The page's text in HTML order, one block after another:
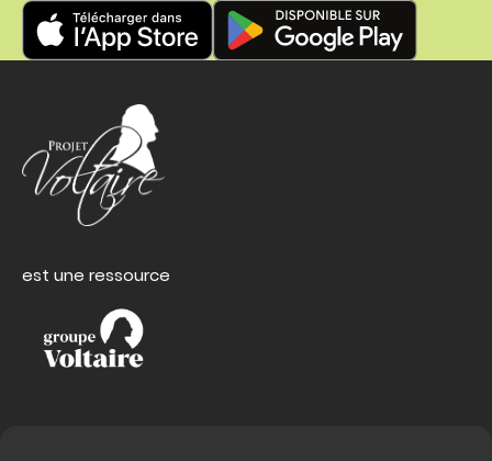
est une ressource